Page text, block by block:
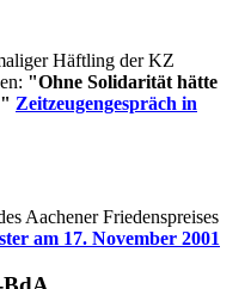
Häftling der KZ
"Ohne Solidarität hätte
Zeitzeugengespräch in
Aachener Friedenspreises
am 17. November 2001